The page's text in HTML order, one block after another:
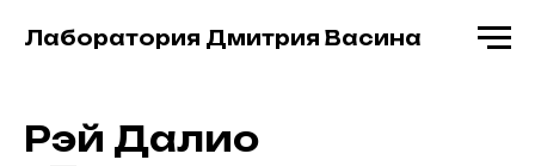
Лаборатория Дмитрия Васина
Рэй Далио